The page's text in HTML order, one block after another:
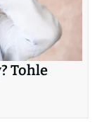
Tohle